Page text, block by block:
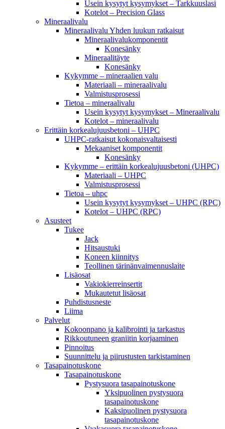
Usein kysytyt kysymykset – Tarkkuuslasi
Kotelot – Precision Glass
Mineraalivalu
Mineraalivalu Yhden luukun ratkaisut
Mineraalivalukomponentit
Konesänky
Mineraalitäyte
Konesänky
Kykymme – mineraalien valu
Materiaali – mineraalivalu
Valmistusprosessi
Tietoa – mineraalivalu
Usein kysytyt kysymykset – Mineraalivalu
Kotelot – mineraalivalu
Erittäin korkealujuusbetoni – UHPC
UHPC-ratkaisut kokonaisvaltaisesti
Mekaaniset komponentit
Konesänky
Kykymme – erittäin korkealujuusbetoni (UHPC)
Materiaali – UHPC
Valmistusprosessi
Tietoa – uhpc
Usein kysytyt kysymykset – UHPC (RPC)
Kotelot – UHPC (RPC)
Asusteet
Tukee
Jack
Hitsaustuki
Koneen kiinnitys
Teollinen tärinänvaimennuslaite
Lisäosat
Vakiokierreinsertit
Mukautetut lisäosat
Puhdistusneste
Liima
Palvelut
Kokoonpano ja kalibrointi ja tarkastus
Rikkoutuneen graniitin korjaaminen
Pinnoitus
Suunnittelu ja piirustusten tarkistaminen
Tasapainotuskone
Tasapainotuskone
Pystysuora tasapainotuskone
Yksipuolinen pystysuora
tasapainotuskone
Kaksipuolinen pystysuora
tasapainotuskone